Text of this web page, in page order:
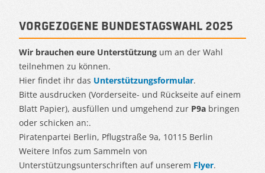
Vorgezogene Bundestagswahl 2025
Wir brauchen eure Unterstützung um an der Wahl
teilnehmen zu können.
Hier findet ihr das Unterstützungsformular.
Bitte ausdrucken (Vorderseite- und Rückseite auf einem
Blatt Papier), ausfüllen und umgehend zur P9a bringen
oder schicken an:.
Piratenpartei Berlin, Pflugstraße 9a, 10115 Berlin
Weitere Infos zum Sammeln von
Unterstützungsunterschriften auf unserem Flyer.